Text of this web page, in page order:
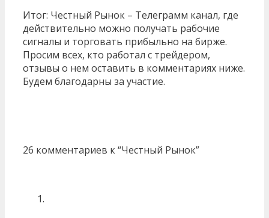
Итог: Честный Рынок – Телеграмм канал, где
действительно можно получать рабочие
сигналы и торговать прибыльно на бирже.
Просим всех, кто работал с трейдером,
отзывы о нем оставить в комментариях ниже.
Будем благодарны за участие.
26 комментариев к “Честный Рынок”